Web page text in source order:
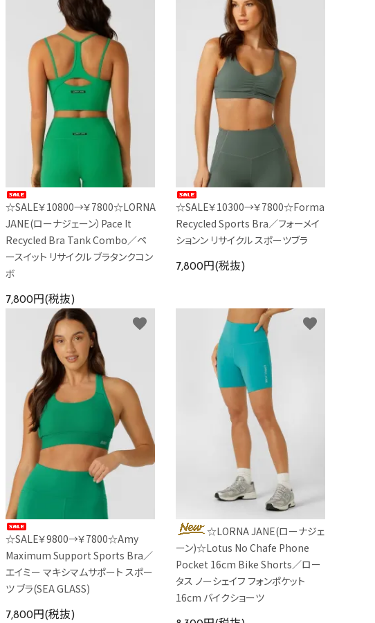
☆SALE￥10800→￥7800☆LORNA
JANE(ローナジェーン）Pace It
Recycled Bra Tank Combo／ペ
ースイット リサイクル ブラタンクコン
ボ
7,800円(税抜)
☆SALE￥10300→￥7800☆Formation
Recycled Sports Bra／フォーメイ
ションン リサイクル スポーツブラ
7,800円(税抜)
☆SALE￥9800→￥7800☆Amy
Maximum Support Sports Bra／
エイミー マキシマムサポート スポー
ツ ブラ(SEA GLASS)
7,800円(税抜)
favorite
☆LORNA JANE(ローナジェ
ーン)☆Lotus No Chafe Phone
Pocket 16cm Bike Shorts／ロー
タス ノーシェイフ フォンポケット
16cm バイクショーツ
favorite